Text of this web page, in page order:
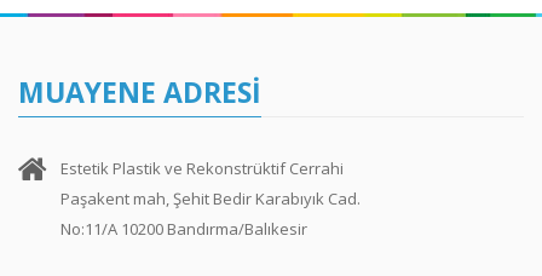
MUAYENE ADRESI
Estetik Plastik ve Rekonstrüktif Cerrahi
Paşakent mah, Şehit Bedir Karabıyık Cad.
No:11/A 10200 Bandırma/Balıkesir